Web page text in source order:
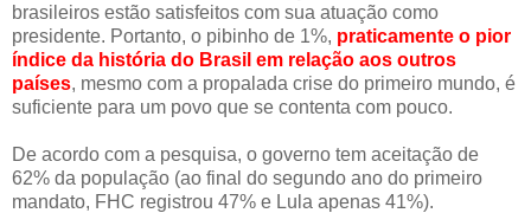
brasileiros estão satisfeitos com sua atuação como
presidente. Portanto, o pibinho de 1%, praticamente o pior
índice da história do Brasil em relação aos outros
países, mesmo com a propalada crise do primeiro mundo, é
suficiente para um povo que se contenta com pouco.
De acordo com a pesquisa, o governo tem aceitação de
62% da população (ao final do segundo ano do primeiro
mandato, FHC registrou 47% e Lula apenas 41%).